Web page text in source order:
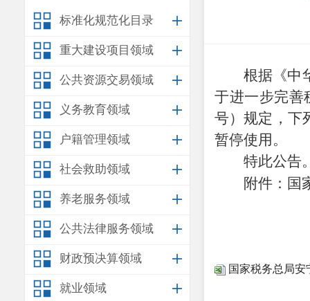
标准化规范化目录
重大建设项目领域
公共资源交易领域
义务教育领域
户籍管理领域
社会救助领域
养老服务领域
公共法律服务领域
财政预决算领域
就业领域
根据《中
于进一步完善
号）规定，下
暂停使用。
特此公告
附件：国
国家税务总局安